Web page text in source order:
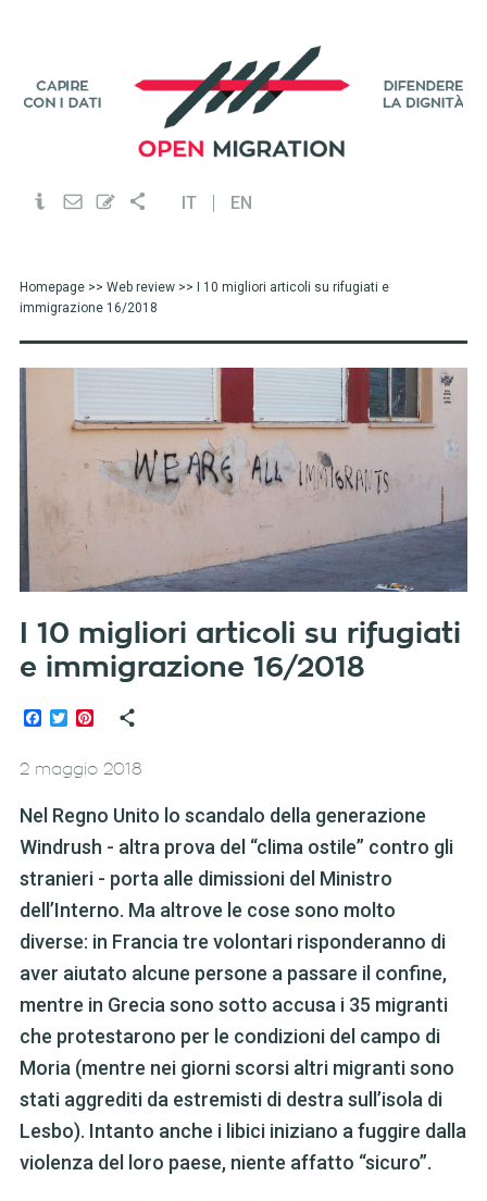
IT EN
Homepage>> Web review>> I 10 migliori articoli su rifugiati e
immigrazione 16/2018
I 10 migliori articoli su rifugiati
e immigrazione 16/2018
Facebook
TwitterPinterest
2 maggio 2018
Nel Regno Unito lo scandalo della generazione
Windrush - altra prova del “clima ostile” contro gli
stranieri - porta alle dimissioni del Ministro
dell’Interno. Ma altrove le cose sono molto
diverse: in Francia tre volontari risponderanno di
aver aiutato alcune persone a passare il confine,
mentre in Grecia sono sotto accusa i 35 migranti
che protestarono per le condizioni del campo di
Moria (mentre nei giorni scorsi altri migranti sono
stati aggrediti da estremisti di destra sull’isola di
Lesbo). Intanto anche i libici iniziano a fuggire dalla
violenza del loro paese, niente affatto “sicuro”.